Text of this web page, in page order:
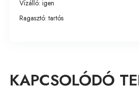
Vízálló: igen
Ragasztó: tartós
KAPCSOLÓDÓ